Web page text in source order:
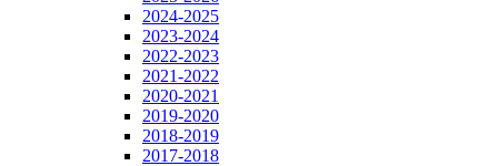
2024-2025
2023-2024
2022-2023
2021-2022
2020-2021
2019-2020
2018-2019
2017-2018